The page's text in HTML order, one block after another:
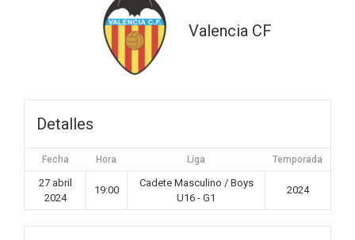
Valencia CF
Detalles
Fecha Hora Liga Temporada
27 abril
2024
19:00
Cadete Masculino / Boys
U16 - G1
2024